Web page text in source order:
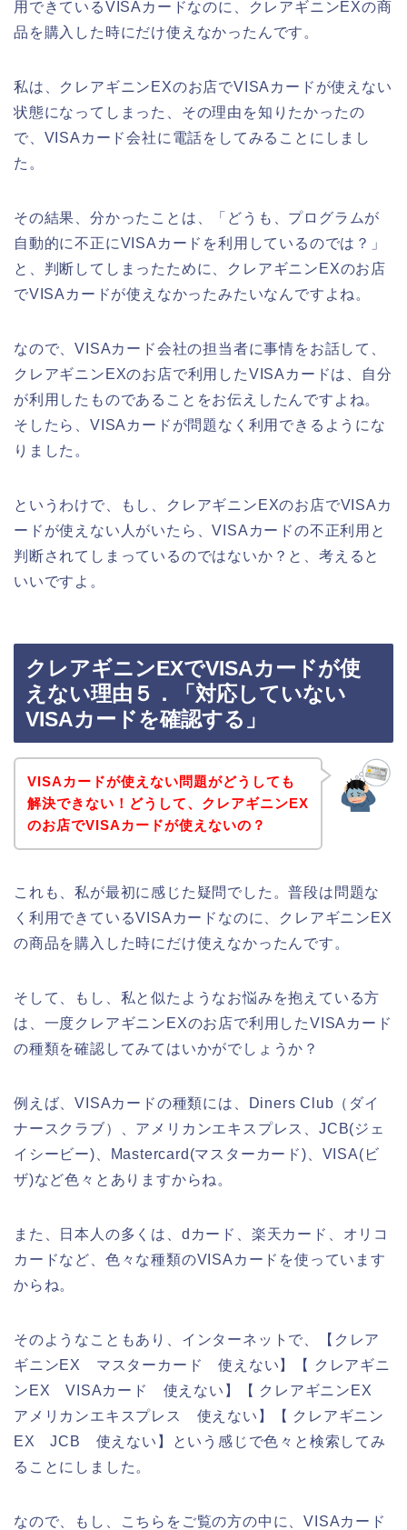
用できているVISAカードなのに、クレアギニンEXの商
品を購入した時にだけ使えなかったんです。
私は、クレアギニンEXのお店でVISAカードが使えない
状態になってしまった、その理由を知りたかったの
で、VISAカード会社に電話をしてみることにしまし
た。
その結果、分かったことは、「どうも、プログラムが
自動的に不正にVISAカードを利用しているのでは？」
と、判断してしまったために、クレアギニンEXのお店
でVISAカードが使えなかったみたいなんですよね。
なので、VISAカード会社の担当者に事情をお話して、
クレアギニンEXのお店で利用したVISAカードは、自分
が利用したものであることをお伝えしたんですよね。
そしたら、VISAカードが問題なく利用できるようにな
りました。
というわけで、もし、クレアギニンEXのお店でVISAカ
ードが使えない人がいたら、VISAカードの不正利用と
判断されてしまっているのではないか？と、考えると
いいですよ。
クレアギニンEXでVISAカードが使
えない理由５．「対応していない
VISAカードを確認する」
VISAカードが使えない問題がどうしても
解決できない！どうして、クレアギニンEX
のお店でVISAカードが使えないの？
これも、私が最初に感じた疑問でした。普段は問題な
く利用できているVISAカードなのに、クレアギニンEX
の商品を購入した時にだけ使えなかったんです。
そして、もし、私と似たようなお悩みを抱えている方
は、一度クレアギニンEXのお店で利用したVISAカード
の種類を確認してみてはいかがでしょうか？
例えば、VISAカードの種類には、Diners Club（ダイ
ナースクラブ）、アメリカンエキスプレス、JCB(ジェ
イシービー)、Mastercard(マスターカード)、VISA(ビ
ザ)など色々とありますからね。
また、日本人の多くは、dカード、楽天カード、オリコ
カードなど、色々な種類のVISAカードを使っています
からね。
そのようなこともあり、インターネットで、【クレア
ギニンEX マスターカード 使えない】【 クレアギニ
ンEX VISAカード 使えない】【 クレアギニンEX
アメリカンエキスプレス 使えない】【 クレアギニン
EX JCB 使えない】という感じで色々と検索してみ
ることにしました。
なので、もし、こちらをご覧の方の中に、VISAカード